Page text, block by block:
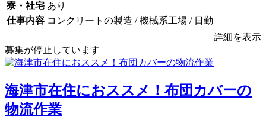
寮・社宅 あり
仕事内容 コンクリートの製造 / 機械系工場 / 日勤
詳細を表示
募集が停止しています
海津市在住におススメ！布団カバーの
物流作業